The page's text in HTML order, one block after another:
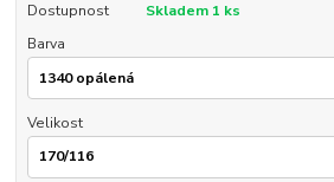
Dostupnost
Skladem 1 ks
Barva
Velikost